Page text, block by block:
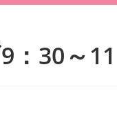
：30～